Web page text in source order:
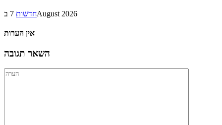
חדשות7 בAugust 2026
אין הערות
השאר תגובה